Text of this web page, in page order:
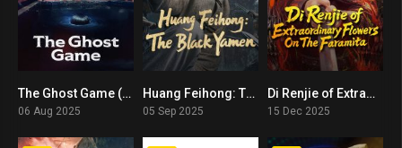
4.8The Ghost Game (2025) เกมเรียกผีต้องห้าม
06 Aug 2025
5.4Huang Feihong: The Black Yamen (2025) ที่ว่าการหวงเฟยหง
05 Sep 2025
5.4
Di Renjie of Extraordinary Flowers On The Faramita (2025) ตี๋เหรินเจี๋ย ดอกพลับพลึงแดนพิศวง
15 Dec 2025